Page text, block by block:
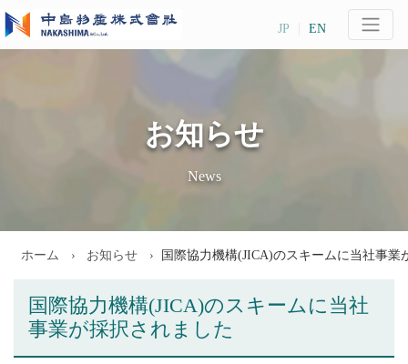
EN
JP
お知らせ
News
ホーム お知らせ 国際協力機構(JICA)のスキームに当社事業
国際協力機構(JICA)のスキームに当社
事業が採択されました